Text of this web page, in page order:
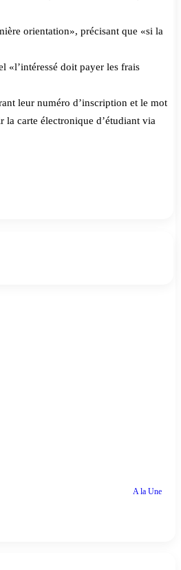
orientation», précisant que «si la
«l’intéressé doit payer les frais
leur numéro d’inscription et le mot
la carte électronique d’étudiant via
A la Une